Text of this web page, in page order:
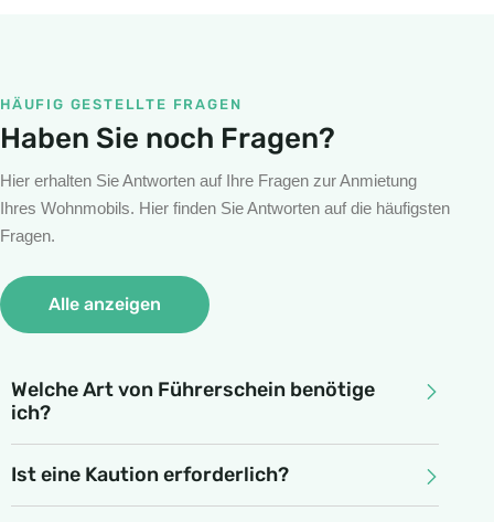
HÄUFIG GESTELLTE FRAGEN
Haben Sie noch Fragen?
Hier erhalten Sie Antworten auf Ihre Fragen zur Anmietung
Ihres Wohnmobils. Hier finden Sie Antworten auf die häufigsten
Fragen.
Alle anzeigen
Welche Art von Führerschein benötige
ich?
Ist eine Kaution erforderlich?